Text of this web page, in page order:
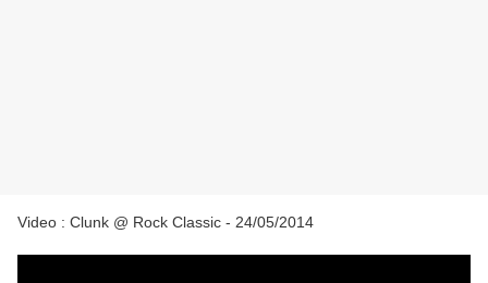
Video : Clunk @ Rock Classic - 24/05/2014